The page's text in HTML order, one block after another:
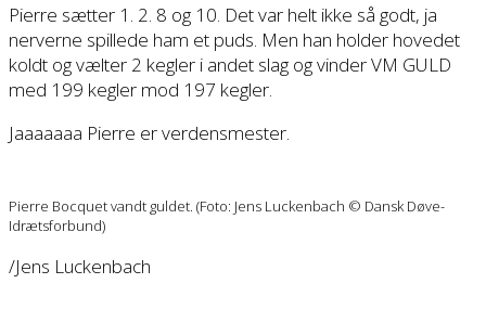
Pierre sætter 1. 2. 8 og 10. Det var helt ikke så godt, ja
nerverne spillede ham et puds. Men han holder hovedet
koldt og vælter 2 kegler i andet slag og vinder VM GULD
med 199 kegler mod 197 kegler.
Jaaaaaaa Pierre er verdensmester.
Pierre Bocquet vandt guldet. (Foto: Jens Luckenbach © Dansk Døve-
Idrætsforbund)
/Jens Luckenbach